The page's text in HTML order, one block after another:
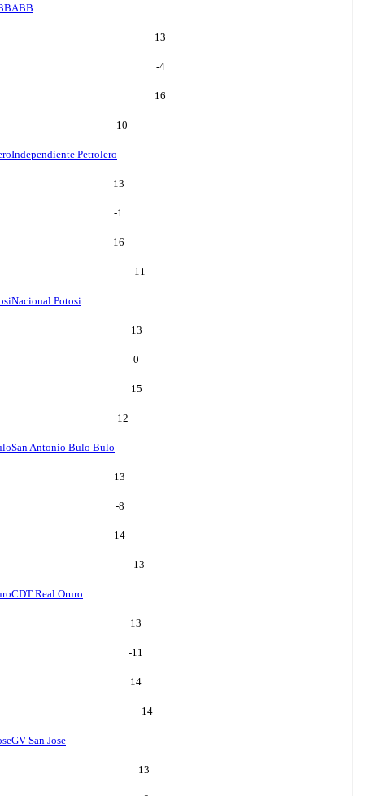
ABB
13
-4
16
10
Independiente Petrolero
13
-1
16
11
Nacional Potosi
13
0
15
12
San Antonio Bulo Bulo
13
-8
14
13
CDT Real Oruro
13
-11
14
14
GV San Jose
13